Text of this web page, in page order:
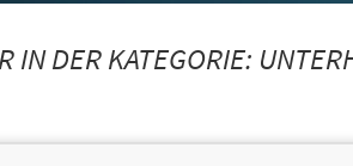
IN DER KATEGORIE: